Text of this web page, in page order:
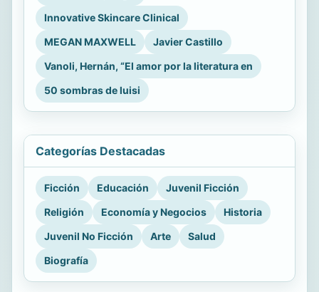
Innovative Skincare Clinical
MEGAN MAXWELL
Javier Castillo
Vanoli, Hernán, “El amor por la literatura en
50 sombras de luisi
Categorías Destacadas
Ficción Educación
Juvenil Ficción
Religión
Economía y Negocios
Historia
Juvenil No Ficción
Arte
Salud
Biografía